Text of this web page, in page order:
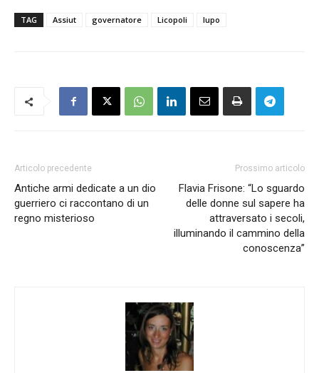
TAG Assiut governatore Licopoli lupo
Articolo precedente
Antiche armi dedicate a un dio
guerriero ci raccontano di un
regno misterioso
Prossimo articolo
Flavia Frisone: “Lo sguardo
delle donne sul sapere ha
attraversato i secoli,
illuminando il cammino della
conoscenza”